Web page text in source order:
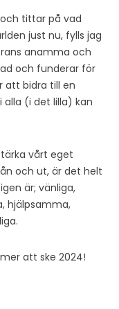
tittar på vad
just nu, fylls jag
anamma och
och funderar för
att bidra till en
alla (i det lilla) kan
vårt eget
och ut, är det helt
är; vänliga,
hjälpsamma,
att ske 2024!